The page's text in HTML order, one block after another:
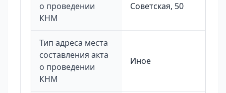
о проведении
КНМ
Советская, 50
Тип адреса места
составления акта
о проведении
КНМ
Иное